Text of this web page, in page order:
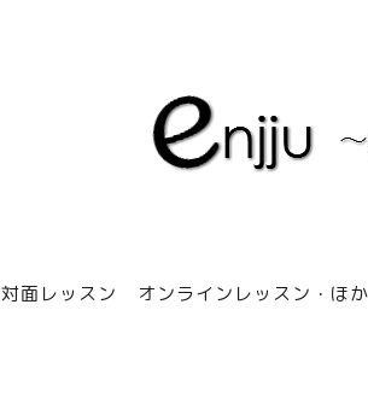
対面レッスン オンラインレッスン・ほか